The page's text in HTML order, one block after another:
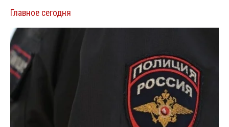
Главное сегодня